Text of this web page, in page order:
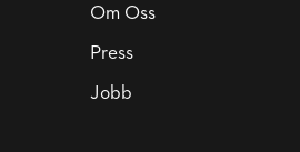
Om Oss
Press
Jobb